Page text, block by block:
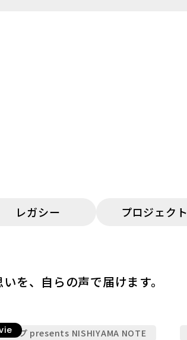
レガシー プロジェクト
を、自らの声で届けます。
ループ presents NISHIYAMA NOTE